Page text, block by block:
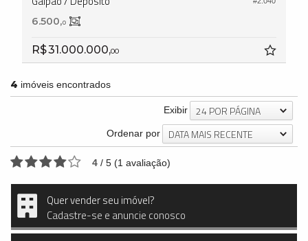
6.500,0
R$ 31.000.000,00
4 imóveis encontrados
Exibir 24 POR PÁGINA
Ordenar por DATA MAIS RECENTE
4 / 5 (1 avaliação)
Quer vender seu imóvel?
Cadastre-se e anuncie conosco